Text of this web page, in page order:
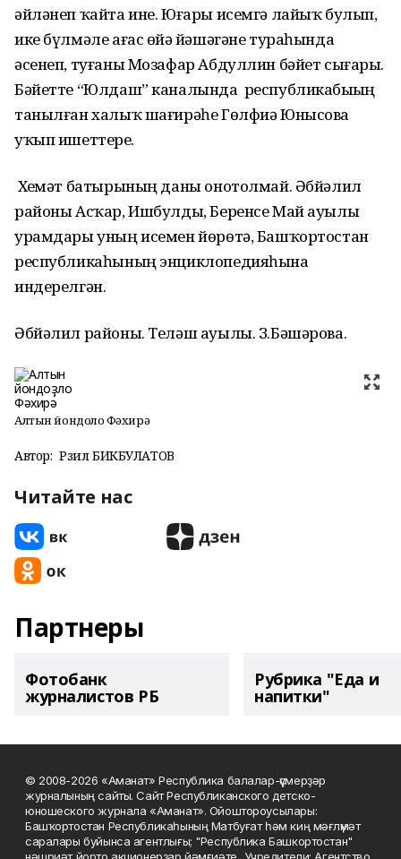
әйләнеп ҡайта ине. Юғары исемгә лайыҡ булып,
ике бүлмәле ағас өйҙә йәшәгәне тураһында
әсенеп, туғаны Мозафар Абдуллин бәйет сығарҙы.
Бәйетте “Юлдаш” каналында республикабыҙҙың
танылған халыҡ шағирәһе Гөлфиә Юнысова
уҡып ишеттерҙе.
Хеҙмәт батырының даны онотолмай. Әбйәлил
районы Асҡар, Ишбулды, Беренсе Май ауылы
урамдары уның исемен йөрөтә, Башҡортостан
республикаһының энциклопедияһына
индерелгән.
Әбйәлил районы. Теләш ауылы. З.Бәшәрова.
Алтын йондоҙло Фәхирә
Автор: Рәзил БИКБУЛАТОВ
Читайте нас
Партнеры
Фотобанк
журналистов РБ
Рубрика "Еда и
напитки"
© 2008-2026 «Аманат» Республика балалар-үҫмерҙәр
журналының сайты. Сайт Республиканского детско-
юношеского журнала «Аманат». Ойоштороусылары:
Башҡортостан Республикаһының Матбуғат һәм киң мәғлүмәт
саралары буйынса агентлығы; "Республика Башкортостан"